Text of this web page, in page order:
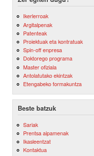
Ikerlerroak
Argitalpenak
Patenteak
Proiektuak eta kontratuak
Spin-off enpresa
Doktorego programa
Master ofiziala
Antolatutako ekintzak
Etengabeko formakuntza
Beste batzuk
Sariak
Prentsa aipamenak
Ikasleentzat
Kontaktua